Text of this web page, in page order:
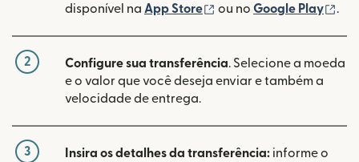
disponível na App Store (abre em uma nova
ou no Google Play .
2 Configure sua transferência. Selecione a moeda
e o valor que você deseja enviar e também a
velocidade de entrega.
3 Insira os detalhes da transferência: informe o